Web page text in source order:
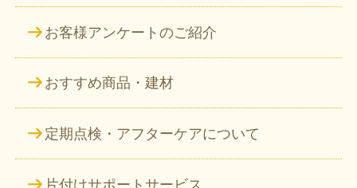
お客様アンケートのご紹介
おすすめ商品・建材
定期点検・アフターケアについて